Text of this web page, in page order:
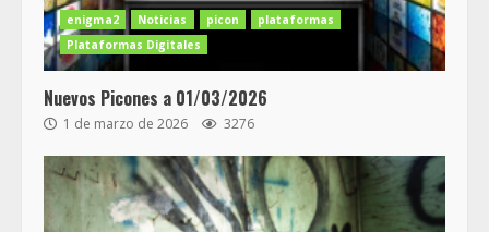
enigma2 Noticias picon
plataformas
Plataformas Digitales
Nuevos Picones a 01/03/2026
1 de marzo de 2026 3276